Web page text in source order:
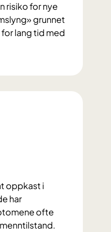
risiko for nye
grunnet
lang tid med
oppkast i
har
ofte